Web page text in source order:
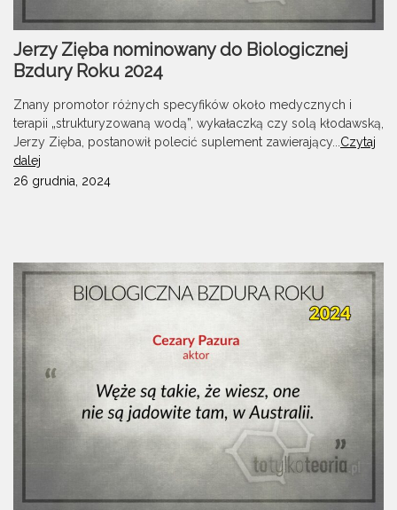
Jerzy Zięba nominowany do Biologicznej
Bzdury Roku 2024
Znany promotor różnych specyfików około medycznych i
terapii „strukturyzowaną wodą”, wykałaczką czy solą kłodawską,
Jerzy Zięba, postanowił polecić suplement zawierający... Czytaj
dalej
26 grudnia, 2024